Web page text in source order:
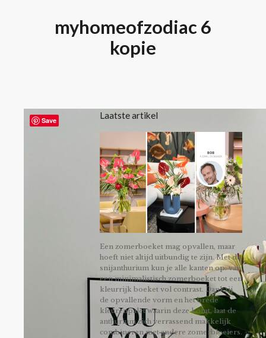
myhomeofzodiac 6
kopie
Laatste artikel
Een zomerboeket mag opvallen, maar
hoeft niet altijd uitbundig te zijn. Met de
snijanthurium kun je alle kanten op: van
een minimalistisch zomerboeket tot een
kleurrijk boeket vol contrast. Dankzij
de opvallende vorm en het brede
kleurenpalet waarin deze komt, laat de
anthurium zich verrassend makkelijk
combineren met andere zomerbloeiers.
Save